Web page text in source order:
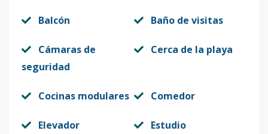
Balcón Baño de visitas
Cámaras de
seguridad
Cerca de la playa
Cocinas modulares Comedor
Elevador Estudio